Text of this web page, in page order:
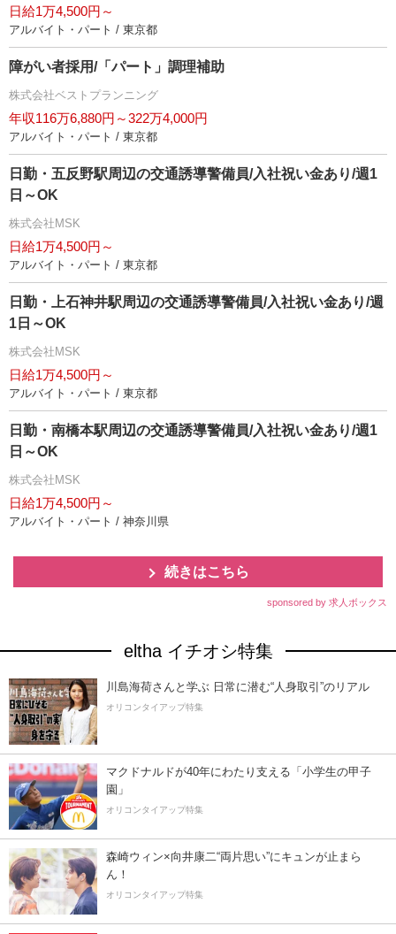
日給1万4,500円～
アルバイト・パート / 東京都
障がい者採用/「パート」調理補助
株式会社ベストプランニング
年収116万6,880円～322万4,000円
アルバイト・パート / 東京都
日勤・五反野駅周辺の交通誘導警備員/入社祝い金あり/週1
日～OK
株式会社MSK
日給1万4,500円～
アルバイト・パート / 東京都
日勤・上石神井駅周辺の交通誘導警備員/入社祝い金あり/週
1日～OK
株式会社MSK
日給1万4,500円～
アルバイト・パート / 東京都
日勤・南橋本駅周辺の交通誘導警備員/入社祝い金あり/週1
日～OK
株式会社MSK
日給1万4,500円～
アルバイト・パート / 神奈川県
続きはこちら
sponsored by 求人ボックス
eltha イチオシ特集
川島海荷さんと学ぶ 日常に潜む“人身取引”のリアル
オリコンタイアップ特集
マクドナルドが40年にわたり支える「小学生の甲子
園」
オリコンタイアップ特集
森崎ウィン×向井康二“両片思い”にキュンが止まら
ん！
オリコンタイアップ特集